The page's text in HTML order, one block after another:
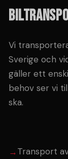
Vi
Sverige och
gäller ett
behov ser vi
ska.
Transport